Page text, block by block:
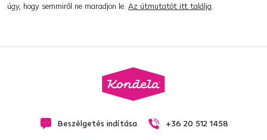
úgy, hogy semmiről ne maradjon le. Az útmutatót itt találja.
Beszélgetés indítása +36 20 512 1458